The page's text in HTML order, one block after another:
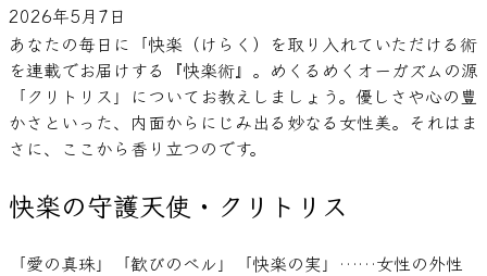
2026年5月7日
あなたの毎日に「快楽（けらく）を取り入れていただける術
を連載でお届けする『快楽術』。めくるめくオーガズムの源
「クリトリス」についてお教えしましょう。優しさや心の豊
かさといった、内面からにじみ出る妙なる女性美。それはま
さに、ここから香り立つのです。
快楽の守護天使・クリトリス
「愛の真珠」「歓びのべル」「快楽の実」……女性の外性